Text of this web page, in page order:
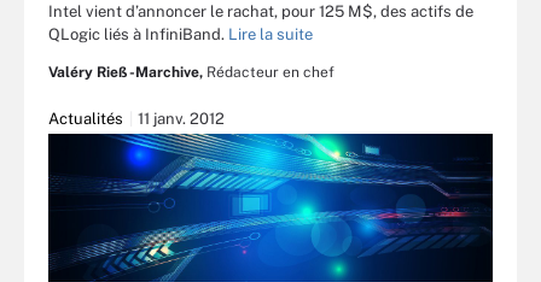
Intel vient d’annoncer le rachat, pour 125 M$, des actifs de
QLogic liés à InfiniBand. Lire la suite
Valéry Rieß-Marchive, Rédacteur en chef
Actualités 11 janv. 2012